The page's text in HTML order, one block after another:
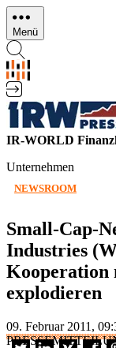
Direkt
zum
Inhalt
Menü
IR-WORLD
Unternehmen
NEWSROOM
Small-Cap-
Industries
Kooperation
explodieren
09. Februar 2011,